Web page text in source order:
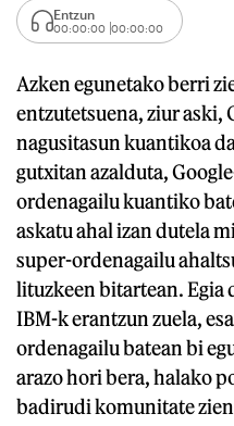
Entzun
00:00:00 00:00:00
Azken egunetako berri
entzutetsuena, ziur aski,
nagusitasun kuantikoa
gutxitan azalduta,
ordenagailu kuantiko
askatu ahal izan dutela
super-ordenagailu
lituzkeen bitartean. Egia
IBM-k erantzun zuela,
ordenagailu batean bi
arazo hori bera, halako
badirudi komunitate